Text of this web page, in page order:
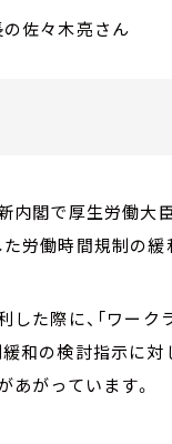
佐々木亮さん
内閣で厚生労働大
労働時間規制の緩
た際に、「ワー
和の検討指示に対
あがっています。